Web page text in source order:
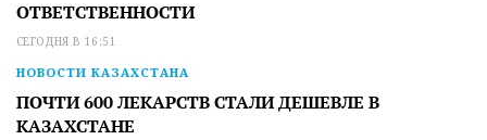
ОТВЕТСТВЕННОСТИ
СЕГОДНЯ В 16:51
НОВОСТИ КАЗАХСТАНА
ПОЧТИ 600 ЛЕКАРСТВ СТАЛИ ДЕШЕВЛЕ В
КАЗАХСТАНЕ